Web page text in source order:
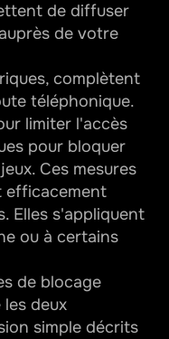
de diffuser
de votre
complètent
téléphonique.
limiter l'accès
pour bloquer
Ces mesures
efficacement
Elles s'appliquent
ou à certains
de blocage
deux
simple décrits